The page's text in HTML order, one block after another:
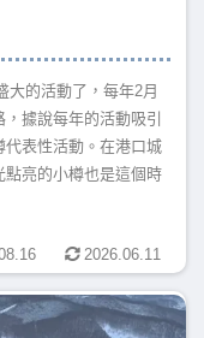
大的活動了，每年2月
據說每年的活動吸引
代表性活動。在港口城
亮的小樽也是這個時
2026.06.11